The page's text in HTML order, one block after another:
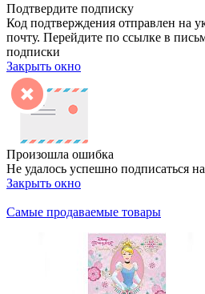
Подтвердите подписку
Код подтверждения отправлен на
почту. Перейдите по ссылке в
подписки
Закрыть окно
Произошла ошибка
Не удалось успешно подписаться
Закрыть окно
Самые продаваемые товары